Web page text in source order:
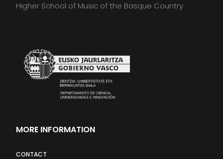
Higher School of Music of the Basque Country
MORE INFORMATION
CONTACT